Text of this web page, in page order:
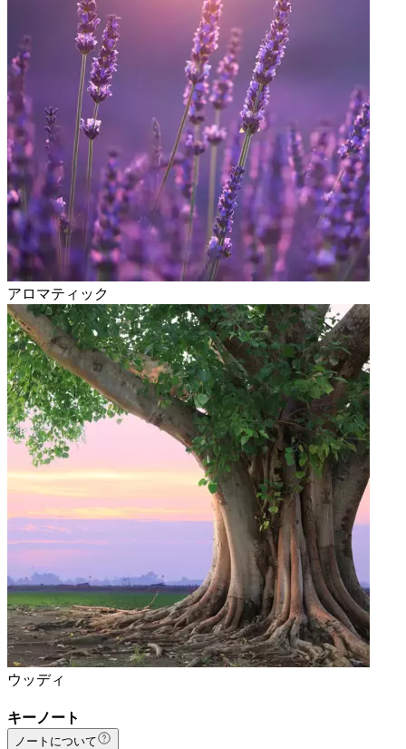
アロマティック
ウッディ
キーノート
ノートについて